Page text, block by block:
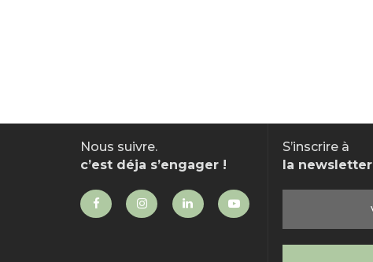
Nous suivre.
c’est déja s’engager !
S’inscrire à
la newsletter